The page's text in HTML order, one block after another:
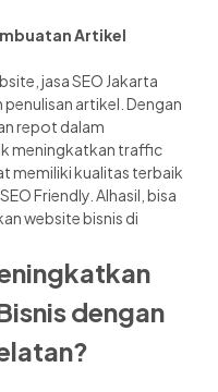
Artikel
jasa SEO Jakarta
artikel. Dengan
repot dalam
meningkatkan traffic
memiliki kualitas terbaik
Friendly. Alhasil, bisa
website bisnis di
dengan